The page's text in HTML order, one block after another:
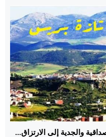
والجدية إلى الارتزاق...